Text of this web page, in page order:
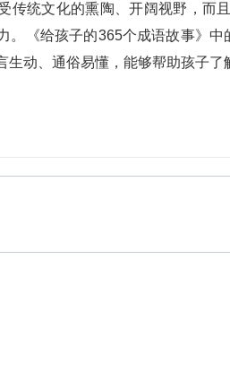
传统文化的熏陶、开阔视野，而
。《给孩子的365个成语故事》
生动、通俗易懂，能够帮助孩子